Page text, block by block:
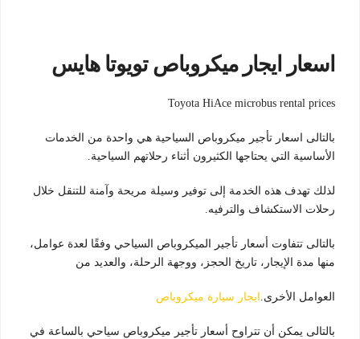
اسعار ايجار ميكروباص تويوتا هايس
Toyota HiAce microbus rental prices
بالتالى اسعار تأجير ميكروباص السياحية هي واحدة من الخدمات
الأساسية التي يحتاجها الكثيرون أثناء رحلاتهم السياحية.
لذلك تهدف هذه الخدمة إلى توفير وسيلة مريحة وآمنة للتنقل خلال
رحلات الاستكشاف والترفيه.
بالتالى تتفاوت أسعار تأجير الميكروباص السياحي وفقًا لعدة عوامل،
منها مدة الإيجار، تاريخ الحجز، ووجهة الرحلة، والعديد من
العوامل الأخرى. ايجار سيارة ميكروباص
بالتالى يمكن أن تتراوح أسعار تأجير ميكروباص سياحي بالساعة في